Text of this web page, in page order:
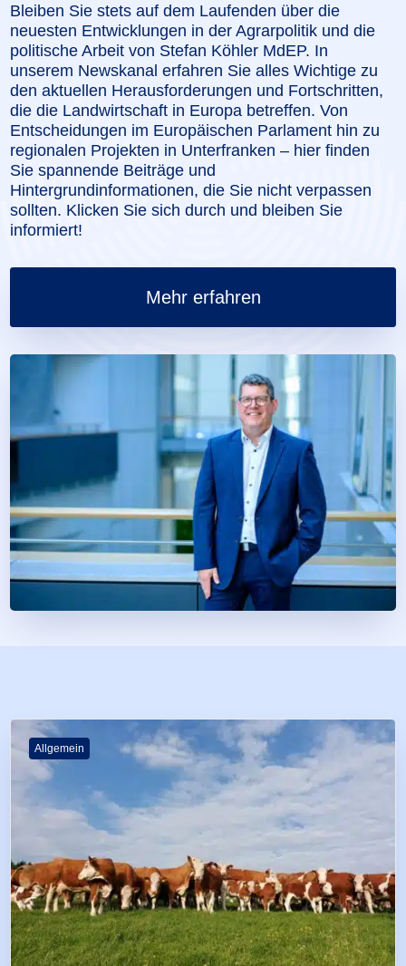
Bleiben Sie stets auf dem Laufenden über die
neuesten Entwicklungen in der Agrarpolitik und die
politische Arbeit von Stefan Köhler MdEP. In
unserem Newskanal erfahren Sie alles Wichtige zu
den aktuellen Herausforderungen und Fortschritten,
die die Landwirtschaft in Europa betreffen. Von
Entscheidungen im Europäischen Parlament hin zu
regionalen Projekten in Unterfranken – hier finden
Sie spannende Beiträge und
Hintergrundinformationen, die Sie nicht verpassen
sollten. Klicken Sie sich durch und bleiben Sie
informiert!
Mehr erfahren
Allgemein